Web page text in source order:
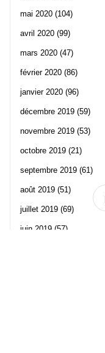
mai 2020 (104)
avril 2020 (99)
mars 2020 (47)
février 2020 (86)
janvier 2020 (96)
décembre 2019 (59)
novembre 2019 (53)
octobre 2019 (21)
septembre 2019 (61)
août 2019 (51)
juillet 2019 (69)
juin 2019 (57)